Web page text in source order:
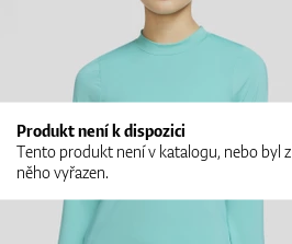
Produkt není k dispozici
Tento produkt není v katalogu, nebo byl z
něho vyřazen.